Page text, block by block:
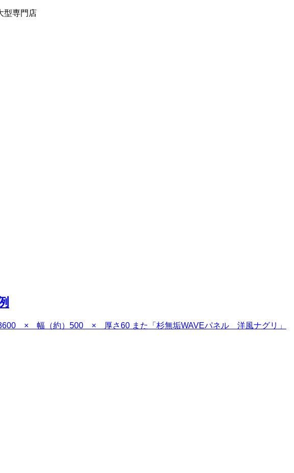
型専門店
3600 × 幅（約）500 × 厚さ60 また「杉無垢WAVEパネル 洋風ナグリ」